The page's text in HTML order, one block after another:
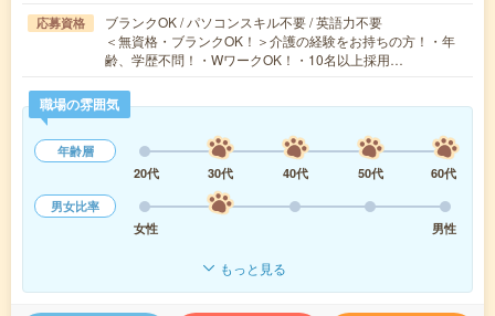
応募資格
ブランクOK / パソコンスキル不要 / 英語力不要
＜無資格・ブランクOK！＞介護の経験をお持ちの方！・年
齢、学歴不問！・WワークOK！・10名以上採用…
職場の雰囲気
年齢層
20代
30代 40代 50代
60代
男女比率
女性
男性
もっと見る